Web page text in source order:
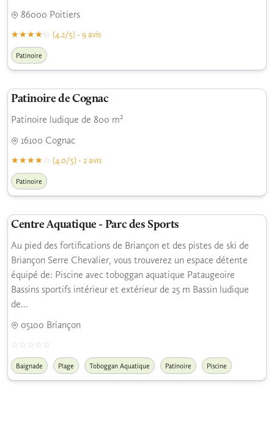
86000 Poitiers
(4.2/5) - 9 avis
Patinoire
Patinoire de Cognac
Patinoire ludique de 800 m²
16100 Cognac
(4.0/5) - 2 avis
Patinoire
Centre Aquatique - Parc des Sports
Au pied des fortifications de Briançon et des pistes de ski de
Briançon Serre Chevalier, vous trouverez un espace détente
équipé de: Piscine avec toboggan aquatique Pataugeoire
Bassins sportifs intérieur et extérieur de 25 m Bassin ludique
de...
05100 Briançon
Baignade Plage Toboggan Aquatique Patinoire Piscine